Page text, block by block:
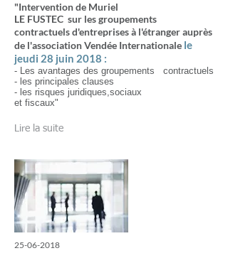
"Intervention de Muriel
LE FUSTEC sur les groupements
contractuels d'entreprises à l'étranger auprès
de l'association Vendée Internationale le
jeudi 28 juin 2018 :
- Les avantages des groupements contractuels
- les principales clauses
- les risques juridiques,sociaux
et fiscaux"
Lire la suite
25-06-2018